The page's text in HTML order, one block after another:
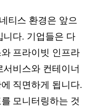
티스 환경은 앞으
니다. 기업들은 다
프라이빗 인프라
비스와 컨테이너
직면하게 됩니다.
모니터링하는 것